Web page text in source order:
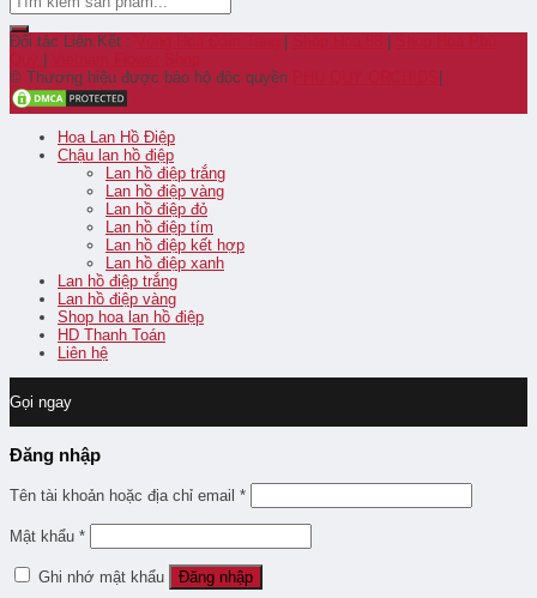
Đối tác Liên Kết : | |
|
© Thương hiệu được bảo hộ độc quyền
|
Hoa Lan Hồ Điệp
Chậu lan hồ điệp
Lan hồ điệp trắng
Lan hồ điệp vàng
Lan hồ điệp đỏ
Lan hồ điệp tím
Lan hồ điệp kết hợp
Lan hồ điệp xanh
Lan hồ điệp trắng
Lan hồ điệp vàng
Shop hoa lan hồ điệp
HD Thanh Toán
Liên hệ
Gọi ngay
Đăng nhập
Tên tài khoản hoặc địa chỉ email *
Mật khẩu *
Ghi nhớ mật khẩu Đăng nhập